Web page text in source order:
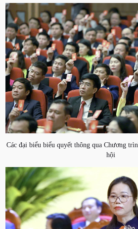
Các đại biểu biểu quyết thông qua Chương
hội